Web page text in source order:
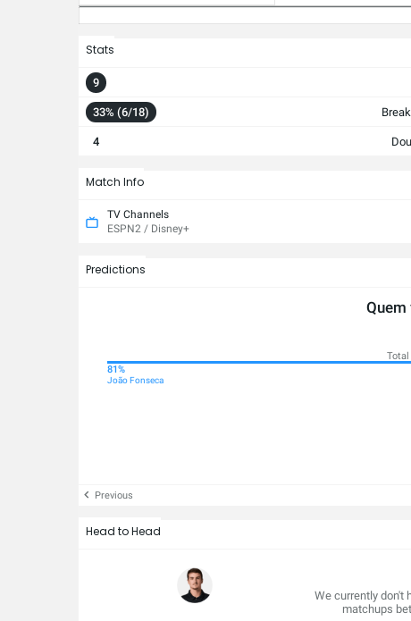
Stats
9
33% (6/18)
4
Match Info
TV Channels
ESPN2 / Disney+
Predictions
Quem
Total
81%
João Fonseca
Previous
Head to Head
We currently don't
matchups